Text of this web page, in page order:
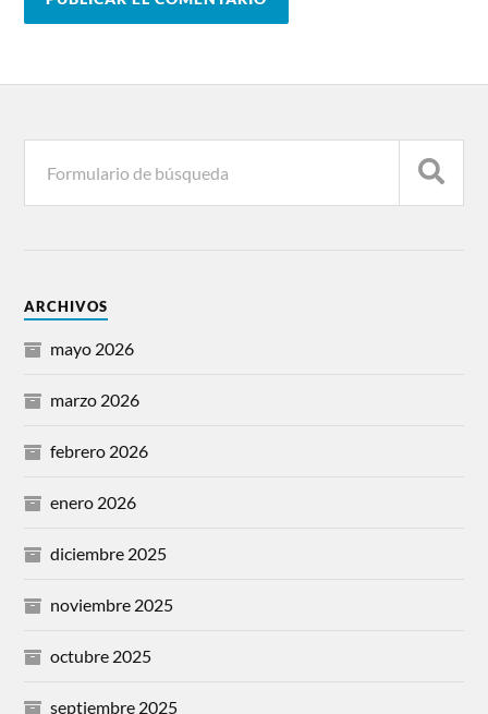
ARCHIVOS
mayo 2026
marzo 2026
febrero 2026
enero 2026
diciembre 2025
noviembre 2025
octubre 2025
septiembre 2025